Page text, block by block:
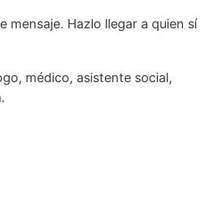
mensaje. Hazlo llegar a quien sí
médico, asistente social,